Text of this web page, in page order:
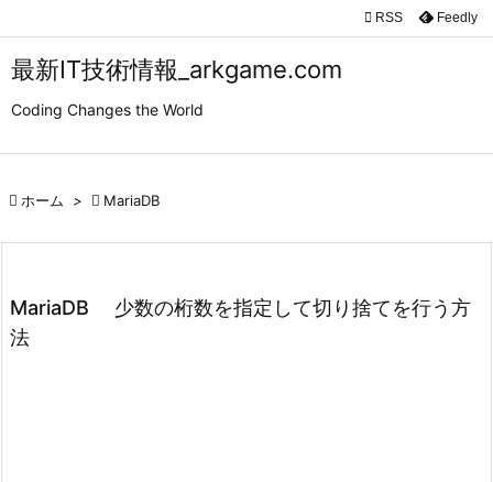
最新IT技術情報_arkgame.com
Coding Changes the World


検索
 RSS Feedly
 ホーム >  MariaDB
MariaDB 少数の桁数を指定して切り捨てを行う方
法